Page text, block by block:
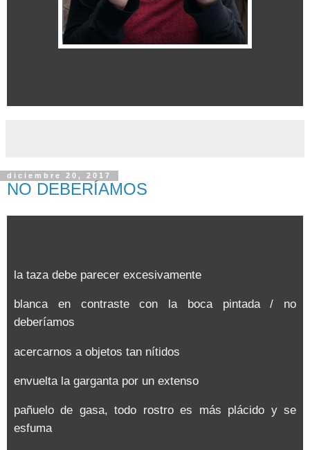
diciembre 20, 2017
NO DEBERÍAMOS
la taza debe parecer excesivamente
blanca en contraste con la boca pintada / no
deberíamos
acercarnos a objetos tan nítidos
envuelta la garganta por un extenso
pañuelo de gasa, todo rostro es más plácido y se
esfuma